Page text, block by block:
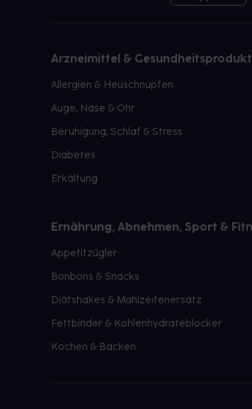
Arzneimittel &
Allergien & Heuschnupfen
Auge, Nase & Ohr
Beruhigung, Schlaf & Stress
Diabetes
Erkältung
Ernährung, Abnehmen, Sport &
Appetitzügler
Bonbons & Snacks
Diätshakes & Mahlzeitenersatz
Fettbinder & Kohlenhydrateblocker
Kochen & Backen